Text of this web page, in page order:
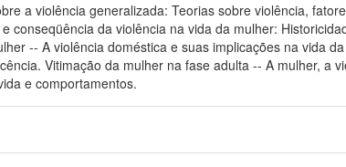
a violência generalizada: Teorias sobre violência,
conseqüência da violência na vida da mulher:
-- A violência doméstica e suas implicações na vida
Vitimação da mulher na fase adulta -- A mulher,
e comportamentos.